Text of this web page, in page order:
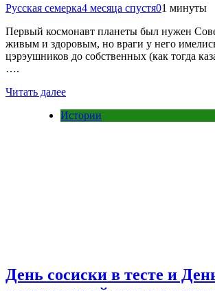
Русская семерка4 месяца спустя01 минуты
Первый космонавт планеты был нужен
живым и здоровым, но враги у него
цэрэушников до собственных (как тогда
….
Читать далее
Истории
День сосиски в тесте и